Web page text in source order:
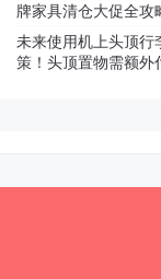
牌家具清仓大促全攻
未来使用机上头顶行
策！头顶置物需额外